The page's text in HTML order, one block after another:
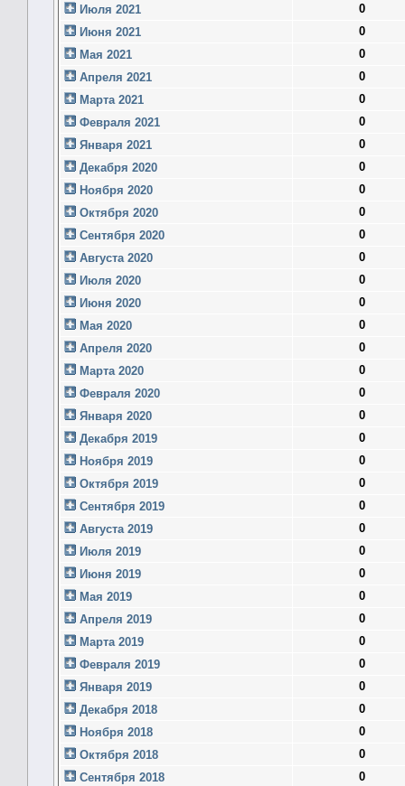
Июля 2021
0
Июня 2021
0
Мая 2021
0
Апреля 2021
0
Марта 2021
0
Февраля 2021
0
Января 2021
0
Декабря 2020
0
Ноября 2020
0
Октября 2020
0
Сентября 2020
0
Августа 2020
0
Июля 2020
0
Июня 2020
0
Мая 2020
0
Апреля 2020
0
Марта 2020
0
Февраля 2020
0
Января 2020
0
Декабря 2019
0
Ноября 2019
0
Октября 2019
0
Сентября 2019
0
Августа 2019
0
Июля 2019
0
Июня 2019
0
Мая 2019
0
Апреля 2019
0
Марта 2019
0
Февраля 2019
0
Января 2019
0
Декабря 2018
0
Ноября 2018
0
Октября 2018
0
Сентября 2018
0